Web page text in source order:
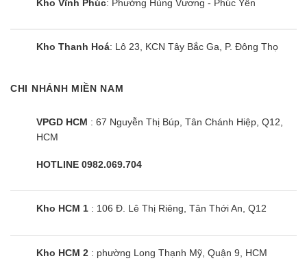
Kho Vĩnh Phúc: Phường Hùng Vương - Phúc Yên
Kho Thanh Hoá: Lô 23, KCN Tây Bắc Ga, P. Đông Thọ
CHI NHÁNH MIỀN NAM
VPGD HCM : 67 Nguyễn Thị Búp, Tân Chánh Hiệp, Q12,
HCM
HOTLINE 0982.069.704
Kho HCM 1 : 106 Đ. Lê Thị Riêng, Tân Thới An, Q12
Kho HCM 2 : phường Long Thạnh Mỹ, Quận 9, HCM